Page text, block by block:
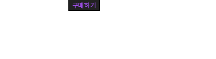
구매하기